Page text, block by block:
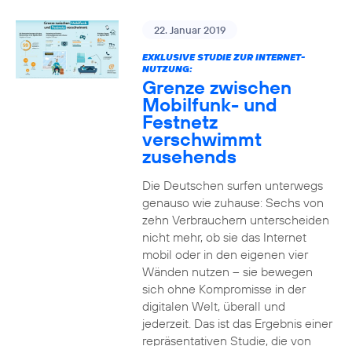
22. Januar 2019
EXKLUSIVE STUDIE ZUR INTERNET-
NUTZUNG:
Grenze zwischen
Mobilfunk- und
Festnetz
verschwimmt
zusehends
Die Deutschen surfen unterwegs
genauso wie zuhause: Sechs von
zehn Verbrauchern unterscheiden
nicht mehr, ob sie das Internet
mobil oder in den eigenen vier
Wänden nutzen – sie bewegen
sich ohne Kompromisse in der
digitalen Welt, überall und
jederzeit. Das ist das Ergebnis einer
repräsentativen Studie, die von